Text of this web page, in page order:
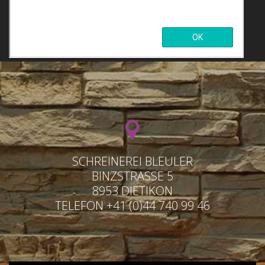
SCHREINEREI BLEULER
BINZSTRASSE 5
8953 DIETIKON
TELEFON +41 (0)44 740 99 46